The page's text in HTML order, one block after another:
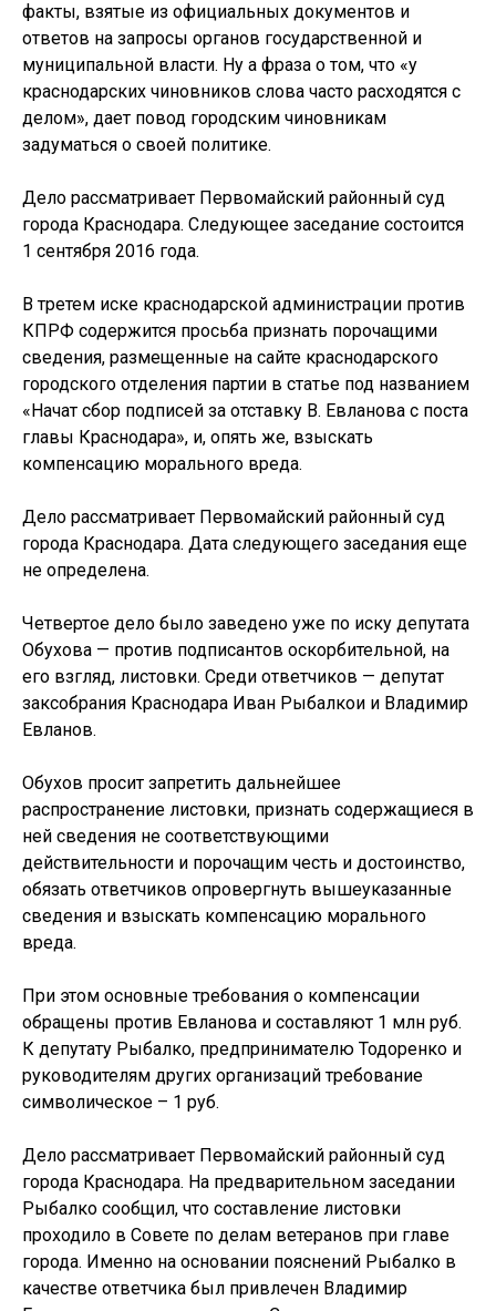
факты, взятые из официальных документов и
ответов на запросы органов государственной и
муниципальной власти. Ну а фраза о том, что «у
краснодарских чиновников слова часто расходятся с
делом», дает повод городским чиновникам
задуматься о своей политике.
Дело рассматривает Первомайский районный суд
города Краснодара. Следующее заседание состоится
1 сентября 2016 года.
В третем иске краснодарской администрации против
КПРФ содержится просьба признать порочащими
сведения, размещенные на сайте краснодарского
городского отделения партии в статье под названием
«Начат сбор подписей за отставку В. Евланова с поста
главы Краснодара», и, опять же, взыскать
компенсацию морального вреда.
Дело рассматривает Первомайский районный суд
города Краснодара. Дата следующего заседания еще
не определена.
Четвертое дело было заведено уже по иску депутата
Обухова — против подписантов оскорбительной, на
его взгляд, листовки. Среди ответчиков — депутат
заксобрания Краснодара Иван Рыбалкои и Владимир
Евланов.
Обухов просит запретить дальнейшее
распространение листовки, признать содержащиеся в
ней сведения не соответствующими
действительности и порочащим честь и достоинство,
обязать ответчиков опровергнуть вышеуказанные
сведения и взыскать компенсацию морального
вреда.
При этом основные требования о компенсации
обращены против Евланова и составляют 1 млн руб.
К депутату Рыбалко, предпринимателю Тодоренко и
руководителям других организаций требование
символическое – 1 руб.
Дело рассматривает Первомайский районный суд
города Краснодара. На предварительном заседании
Рыбалко сообщил, что составление листовки
проходило в Совете по делам ветеранов при главе
города. Именно на основании пояснений Рыбалко в
качестве ответчика был привлечен Владимир